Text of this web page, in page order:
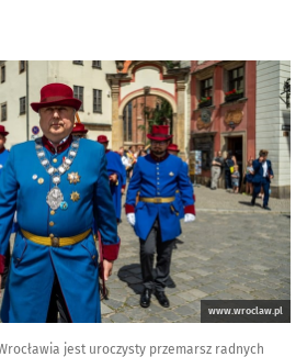
www.wroclaw.pl
jest uroczysty przemarsz radnych